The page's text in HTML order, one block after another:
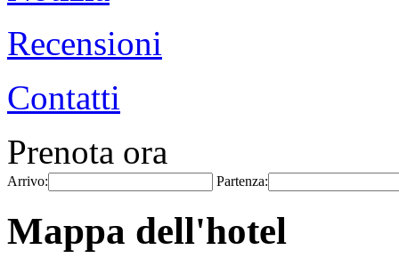
Recensioni
Contatti
Prenota ora
Arrivo: Partenza:
Mappa dell'hotel